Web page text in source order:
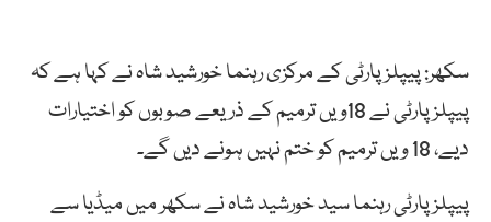
سکھر: پیپلز پارٹی کے مرکزی رہنما خورشید شاہ نے کہا ہے کہ
پیپلز پارٹی نے 18ویں ترمیم کے ذریعے صوبوں کو اختیارات
دیے، 18 ویں ترمیم کو ختم نہیں ہونے دیں گے۔
پیپلز پارٹی رہنما سید خورشید شاہ نے سکھر میں میڈیا سے